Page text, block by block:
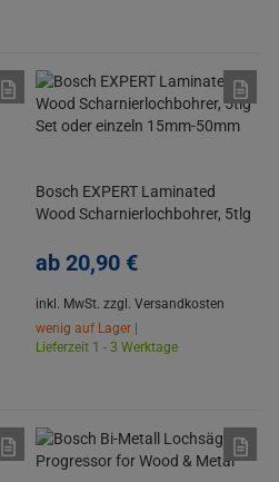
Bosch EXPERT Laminated
Wood Scharnierlochbohrer, 5tlg
ab 20,90 €
inkl. MwSt. zzgl. Versandkosten
wenig auf Lager |
Lieferzeit 1 - 3 Werktage